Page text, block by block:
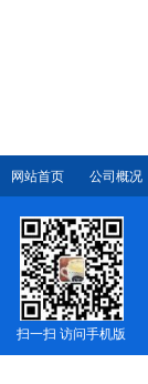
网站首页 公司概况
扫一扫 访问手机版